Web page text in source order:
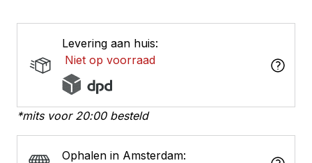
Levering aan huis:
Niet op voorraad
*mits voor 20:00 besteld
Ophalen in Amsterdam: